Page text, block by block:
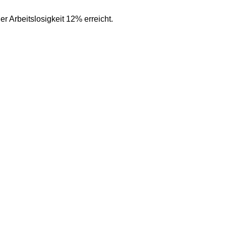
Arbeitslosigkeit 12% erreicht.